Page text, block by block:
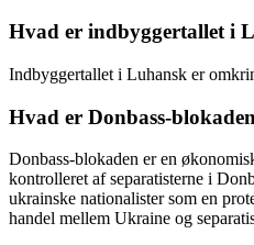
Hvad er indbyggertallet i
Indbyggertallet i Luhansk er
Hvad er Donbass-
Donbass-blokaden er en
kontrolleret af separatisterne i
ukrainske nationalister som en
handel mellem Ukraine og